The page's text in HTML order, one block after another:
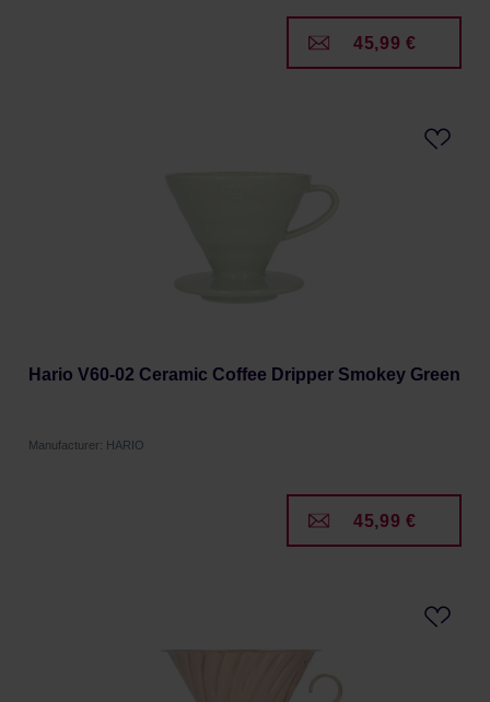
45,99 €
Hario V60-02 Ceramic Coffee Dripper Smokey Green
Manufacturer: HARIO
45,99 €